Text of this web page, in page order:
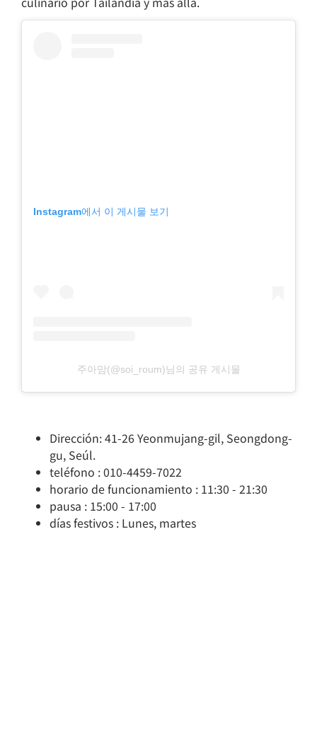
Instagram에서 이 게시물 보기
주아맘(@soi_roum)님의 공유 게시물
Dirección: 41-26 Yeonmujang-gil, Seongdong-
gu, Seúl.
teléfono : 010-4459-7022
horario de funcionamiento : 11:30 - 21:30
pausa : 15:00 - 17:00
días festivos : Lunes, martes